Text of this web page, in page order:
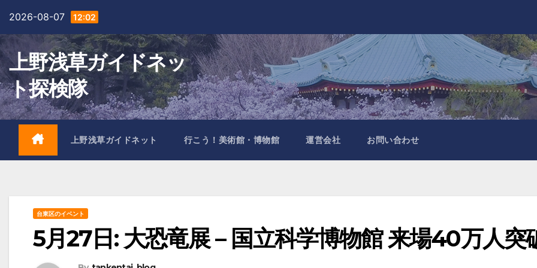
content
2026-08-07 12:02
上野浅草ガイドネッ
ト探検隊
上野浅草ガイドネット 行こう！美術館・博物館 運営会社 お問い合わせ
台東区のイベント
5月27日: 大恐竜展 – 国立科学博物館 来場40万人突